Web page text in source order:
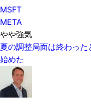
MSFT
META
やや強気
夏の調整局面は終わっ
始めた